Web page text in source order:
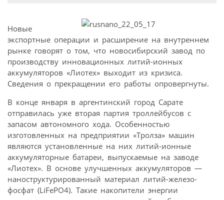
Новые
экспортные операции и расширение на внутреннем
рынке говорят о том, что новосибирский завод по
производству инновационных литий-ионных
аккумуляторов «Лиотех» выходит из кризиса.
Сведения о прекращении его работы опровергнуты.
В конце января в аргентинский город Сарате
отправилась уже вторая партия троллейбусов с
запасом автономного хода. Особенностью
изготовленных на предприятии «Тролза» машин
являются установленные на них литий-ионные
аккумуляторные батареи, выпускаемые на заводе
«Лиотех». В основе улучшенных аккумуляторов —
наноструктурированный материал литий-железо-
фосфат (LiFePO4). Такие накопители энергии